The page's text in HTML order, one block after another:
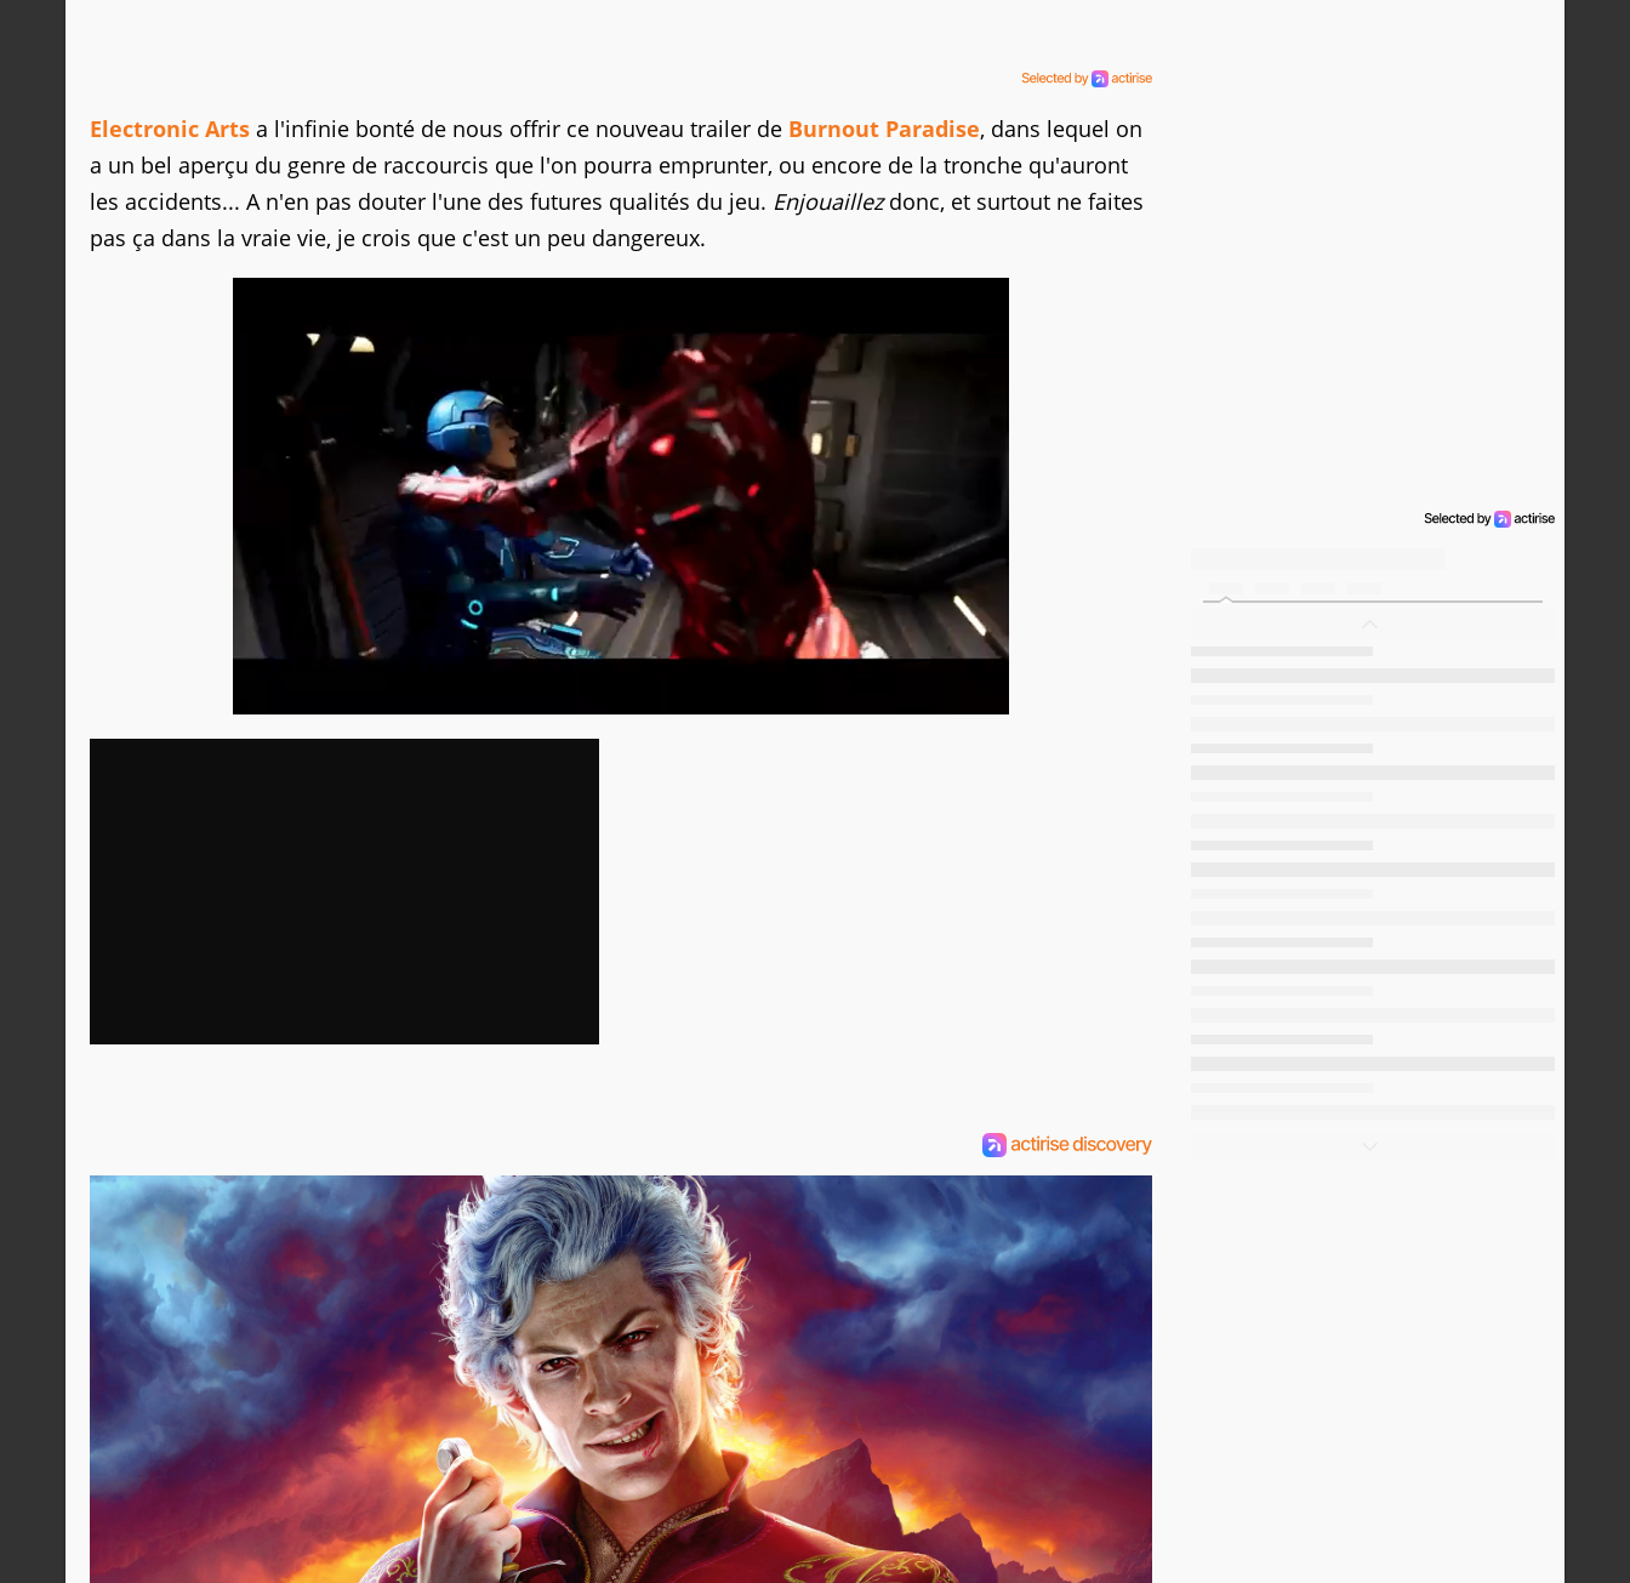
Electronic Arts a l'infinie bonté de nous offrir ce nouveau trailer de Burnout Paradise, dans lequel on
a un bel aperçu du genre de raccourcis que l'on pourra emprunter, ou encore de la tronche qu'auront
les accidents... A n'en pas douter l'une des futures qualités du jeu. Enjouaillezdonc, et surtout ne faites
pas ça dans la vraie vie, je crois que c'est un peu dangereux.